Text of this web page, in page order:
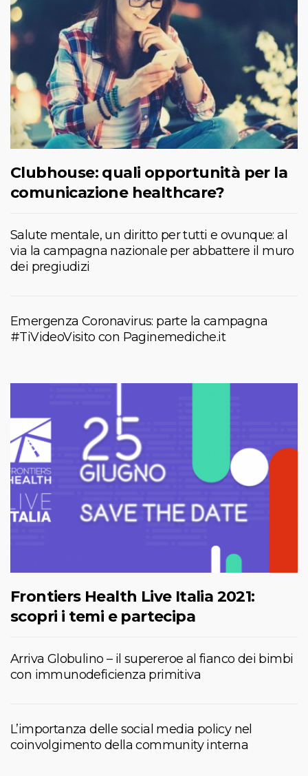
Clubhouse: quali opportunità per la
comunicazione healthcare?
Salute mentale, un diritto per tutti e ovunque: al
via la campagna nazionale per abbattere il muro
dei pregiudizi
Emergenza Coronavirus: parte la campagna
#TiVideoVisito con Paginemediche.it
Frontiers Health Live Italia 2021:
scopri i temi e partecipa
Arriva Globulino – il supereroe al fianco dei bimbi
con immunodeficienza primitiva
L’importanza delle social media policy nel
coinvolgimento della community interna